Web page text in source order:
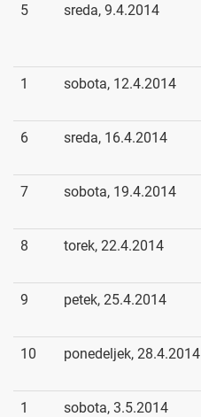
5 sreda, 9.4.2014
1 sobota, 12.4.2014
6 sreda, 16.4.2014
7 sobota, 19.4.2014
8 torek, 22.4.2014
9 petek, 25.4.2014
10 ponedeljek, 28.4.2014
1 sobota, 3.5.2014